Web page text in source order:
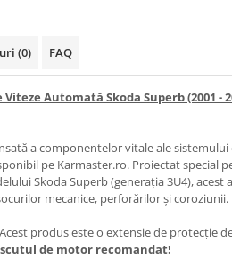
(0) FAQ
Automată Skoda Superb (2001 -
a componentelor vitale ale sistemului
pe Karmaster.ro. Proiectat special
Skoda Superb (generația 3U4), acest
mecanice, perforărilor și coroziunii.
Acest produs este o extensie de protecție
de motor recomandat!